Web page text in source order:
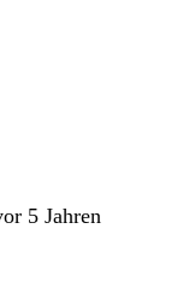
5 Jahren